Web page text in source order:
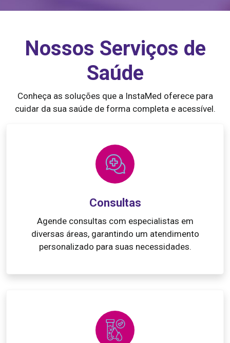
Nossos Serviços de
Saúde
Conheça as soluções que a InstaMed oferece para
cuidar da sua saúde de forma completa e acessível.
Consultas
Agende consultas com especialistas em
diversas áreas, garantindo um atendimento
personalizado para suas necessidades.